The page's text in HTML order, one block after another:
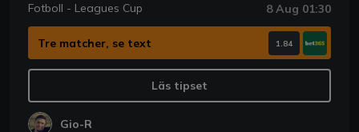
Fotboll - Leagues Cup 8 Aug 01:30
Tre matcher, se text 1.84
Läs tipset
Gio-R